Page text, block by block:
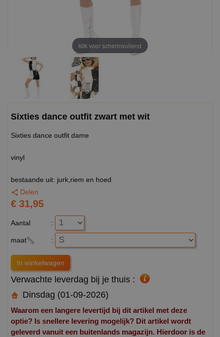
klik voor schermvullend
Sixties dance outfit zwart met wit
Sixties dance outfit dame
vinyl
bestaande uit: jurk,riem en hoed
Delen
€ 31,95
Aantal :
maat :
Verwachte leverdag bij je thuis :
Dinsdag (01-09-2026)
Waarom een langere levertijd bij dit artikel met deze
optie? Is snellere levering mogelijk? Dit artikel wordt
geleverd vanuit een buitenlands magazijn. Hierdoor is de